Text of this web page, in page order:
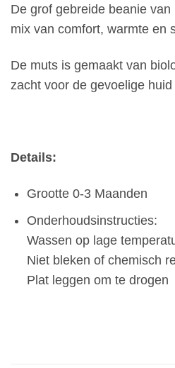
De grof gebreide beanie
mix van comfort, warmte en
De muts is gemaakt van
zacht voor de gevoelige
Details:
Grootte 0-3 Maanden
Onderhoudsinstructies:
Wassen op lage
Niet bleken of chemisch
Plat leggen om te drogen